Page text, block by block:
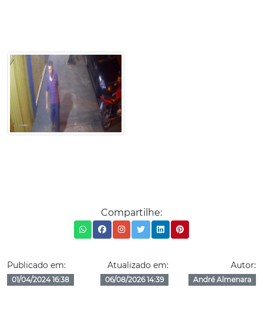
Compartilhe:
Publicado em:
01/04/2024 16:38
Atualizado em:
06/08/2026 14:39
Autor:
André Almenara